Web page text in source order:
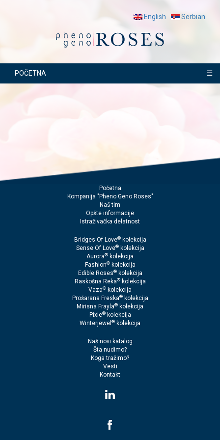
English Serbian
POČETNA ☰
Početna
Kompanija "Pheno Geno Roses"
Naš tim
Opšte informacije
Istraživačka delatnost
Bridges Of Love®kolekcija
Sense Of Love®kolekcija
Aurora® kolekcija
Fashion®kolekcija
Edible Roses®kolekcija
Raskošna Reka®kolekcija
Vaza® kolekcija
Prošarana Freska®kolekcija
Mirisna Frayla® kolekcija
Pixie®kolekcija
Winterjewel ® kolekcija
Naš novi katalog
Šta nudimo?
Koga tražimo?
Vesti
Kontakt